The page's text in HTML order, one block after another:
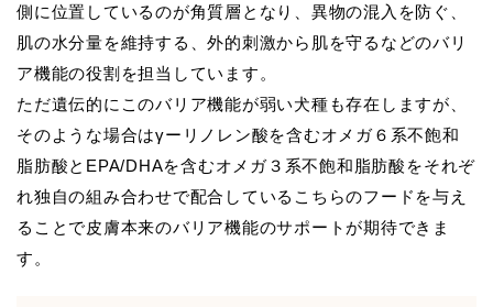
側に位置しているのが角質層となり、異物の混入を防ぐ、
肌の水分量を維持する、外的刺激から肌を守るなどのバリ
ア機能の役割を担当しています。
ただ遺伝的にこのバリア機能が弱い犬種も存在しますが、
そのような場合はγーリノレン酸を含むオメガ６系不飽和
脂肪酸とEPA/DHAを含むオメガ３系不飽和脂肪酸をそれぞ
れ独自の組み合わせで配合しているこちらのフードを与え
ることで皮膚本来のバリア機能のサポートが期待できま
す。